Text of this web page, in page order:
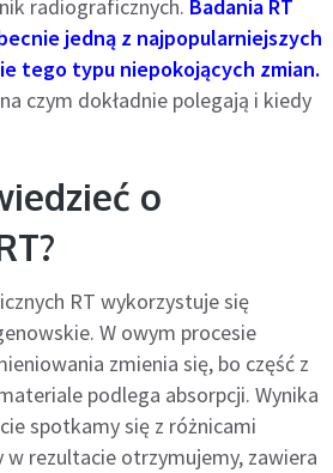
radiograficznych. Badania RT
jedną z najpopularniejszych
tego typu niepokojących zmian.
czym dokładnie polegają i kiedy
o
RT wykorzystuje się
W owym procesie
zmienia się, bo część z
podlega absorpcji. Wynika
spotkamy się z różnicami
w rezultacie otrzymujemy, zawiera